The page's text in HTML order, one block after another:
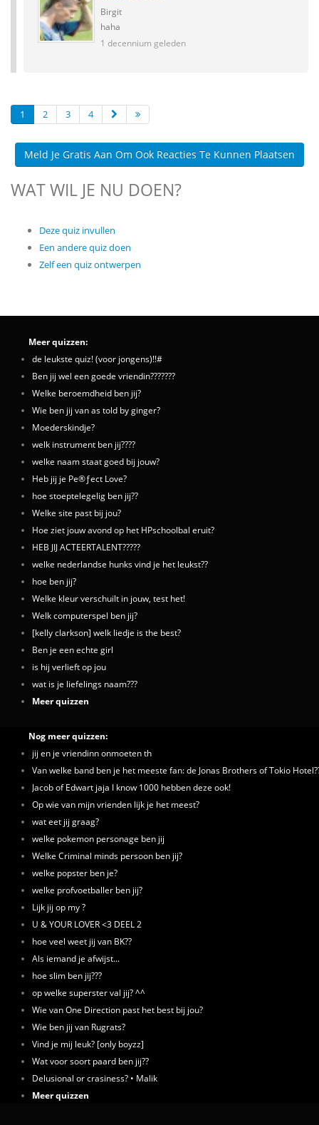
Birgit
haha
1 decennium geleden
1 2 3 4
Meld Je Gratis Aan Om Ook Reacties Te Kunnen Plaatsen
WAT WIL JE NU DOEN?
Deze quiz invullen
Een andere quiz doen
Zelf een quiz ontwerpen
Meer quizzen:
de leukste quiz! (voor jongens)!!#
Ben jij wel een goede vriendin???????
Welke beroemdheid ben jij?
Wie ben jij van as told by ginger?
Moederskindje?
welk instrument ben jij????
welke naam staat goed bij jouw?
Heb jij je Pe®ƒect Love?
hoe stoeptelegelig ben jij??
Welke site past bij jou?
Hoe ziet jouw avond op het HPschoolbal eruit?
HEB JIJ ACTEERTALENT?????
welke nederlandse hunks vind je het leukst??
hoe ben jij?
Welke kleur verschuilt in jouw, test het!
Welk computerspel ben jij?
[kelly clarkson] welk liedje is the best?
Ben je een echte girl
is hij verlieft op jou
wat is je liefelings naam???
Meer quizzen
Nog meer quizzen:
jij en je vriendinn onmoeten th
Van welke band ben je het meeste fan: de Jonas Brothers of Tokio
Jacob of Edwart jaja I know 1000 hebben deze ook!
Op wie van mijn vrienden lijk je het meest?
wat eet jij graag?
welke pokemon personage ben jij
Welke Criminal minds persoon ben jij?
welke popster ben je?
welke profvoetballer ben jij?
Lijk jij op my ?
U & YOUR LOVER <3 DEEL 2
hoe veel weet jij van BK??
Als iemand je afwijst...
hoe slim ben jij???
op welke superster val jij? ^^
Wie van One Direction past het best bij jou?
Wie ben jij van Rugrats?
Vind je mij leuk? [only boyzz]
Wat voor soort paard ben jij??
Delusional or crasiness? • Malik
Meer quizzen